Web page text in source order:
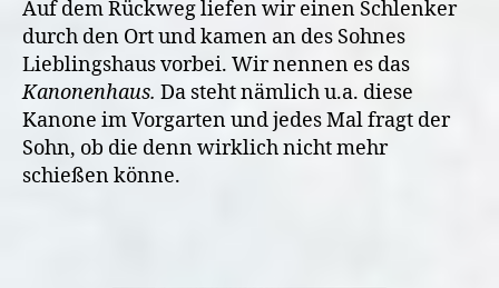
Auf dem Rückweg liefen wir einen Schlenker
durch den Ort und kamen an des Sohnes
Lieblingshaus vorbei. Wir nennen es das
Kanonenhaus. Da steht nämlich u.a. diese
Kanone im Vorgarten und jedes Mal fragt der
Sohn, ob die denn wirklich nicht mehr
schießen könne.